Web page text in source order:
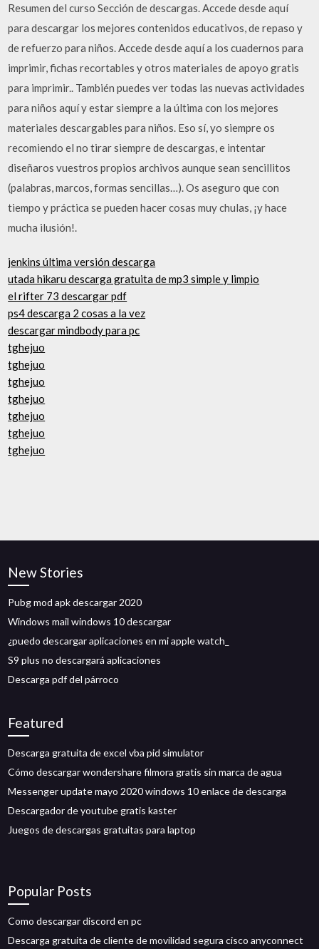
Resumen del curso Sección de descargas. Accede desde aquí
para descargar los mejores contenidos educativos, de repaso y
de refuerzo para niños. Accede desde aquí a los cuadernos para
imprimir, fichas recortables y otros materiales de apoyo gratis
para imprimir.. También puedes ver todas las nuevas actividades
para niños aquí y estar siempre a la última con los mejores
materiales descargables para niños. Eso sí, yo siempre os
recomiendo el no tirar siempre de descargas, e intentar
diseñaros vuestros propios archivos aunque sean sencillitos
(palabras, marcos, formas sencillas…). Os aseguro que con
tiempo y práctica se pueden hacer cosas muy chulas, ¡y hace
mucha ilusión!.
jenkins última versión descarga
utada hikaru descarga gratuita de mp3 simple y limpio
el rifter 73 descargar pdf
ps4 descarga 2 cosas a la vez
descargar mindbody para pc
tghejuo
tghejuo
tghejuo
tghejuo
tghejuo
tghejuo
tghejuo
New Stories
Pubg mod apk descargar 2020
Windows mail windows 10 descargar
¿puedo descargar aplicaciones en mi apple watch_
S9 plus no descargará aplicaciones
Descarga pdf del párroco
Featured
Descarga gratuita de excel vba pid simulator
Cómo descargar wondershare filmora gratis sin marca de agua
Messenger update mayo 2020 windows 10 enlace de descarga
Descargador de youtube gratis kaster
Juegos de descargas gratuitas para laptop
Popular Posts
Como descargar discord en pc
Descarga gratuita de cliente de movilidad segura cisco anyconnect